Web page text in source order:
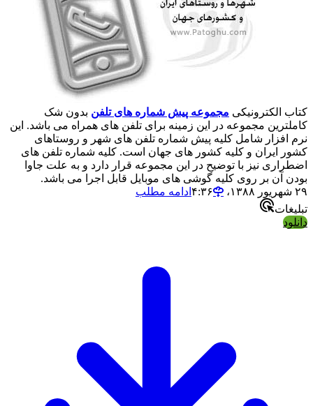
کتاب الکترونیکی مجموعه پیش شماره های تلفن بدون شک
کاملترین مجموعه در این زمینه برای تلفن های همراه می باشد. این
نرم افزار شامل کلیه پیش شماره تلفن های شهر و روستاهای
کشور ایران و کلیه کشور های جهان است. کلیه شماره تلفن های
اضطراری نیز با توضیح در این مجموعه قرار دارد و به علت جاوا
بودن آن بر روی کلیه گوشی های موبایل قابل اجرا می باشد.
۲۹ شهریور ۱۳۸۸،‏ ۴:۳۶
ادامه مطلب
تبلیغات
دانلود